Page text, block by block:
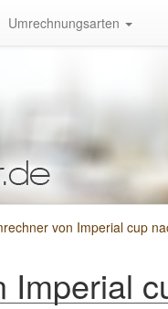
Umrechnungsarten
von Imperial cup
Imperial